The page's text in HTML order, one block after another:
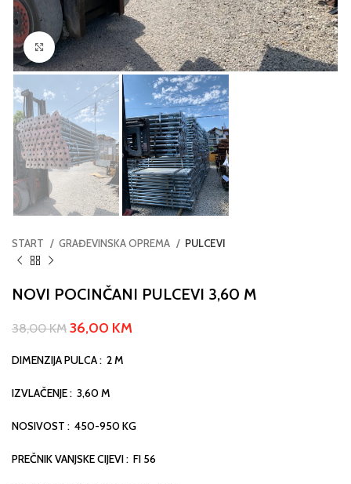
Click to enlarge
START GRAĐEVINSKA OPREMA PULCEVI
NOVI POCINČANI PULCEVI 3,60 M
38,00KM 36,00 KM
DIMENZIJA PULCA : 2 M
IZVLAČENJE : 3,60 M
NOSIVOST : 450-950 KG
PREČNIK VANJSKE CIJEVI : FI 56